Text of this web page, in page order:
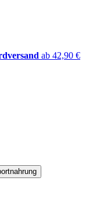
ab 42,90 €